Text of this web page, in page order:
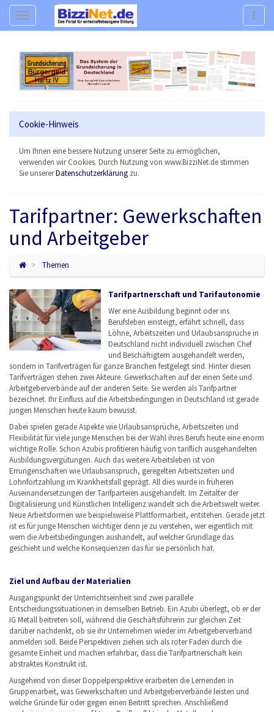
Navigation
Cookie-Hinweis
Um Ihnen eine bessere Nutzung unserer Seite zu ermöglichen,
verwenden wir Cookies. Durch Nutzung von www.BizziNet.de stimmen
Sie unsererDatenschutzerklärung zu.
Tarifpartner: Gewerkschaften
und Arbeitgeber
Themen
Tarifpartnerschaft und Tarifautonomie
Wer eine Ausbildung beginnt oder ins
Berufsleben einsteigt, erfährt schnell, dass
Löhne, Arbeitszeiten und Urlaubsansprüche in
Deutschland nicht individuell zwischen Chef
und Beschäftigtem ausgehandelt werden,
sondern in Tarifverträgen für ganze Branchen festgelegt sind. Hinter diesen
Tarifverträgen stehen zwei Akteure. Gewerkschaften auf der einen Seite und
Arbeitgeberverbände auf der anderen Seite. Sie werden als Tarifpartner
bezeichnet. Ihr Einfluss auf die Arbeitsbedingungen in Deutschland ist gerade
jungen Menschen heute kaum bewusst.
Dabei spielen gerade Aspekte wie Urlaubsansprüche, Arbeitszeiten und
Flexibilität für viele junge Menschen bei der Wahl ihres Berufs heute eine enorm
wichtige Rolle. Schon Azubis profitieren häufig von tariflich ausgehandelten
Ausbildungsvergütungen. Auch das weitere Arbeitsleben ist von
Errungenschaften wie Urlaubsanspruch, geregelten Arbeitszeiten und
Lohnfortzahlung im Krankheitsfall geprägt. All dies wurde in früheren
Auseinandersetzungen der Tarifparteien ausgehandelt. Im Zeitalter der
Digitalisierung und Künstlichen Intelligenz wandelt sich die Arbeitswelt weiter.
Neue Arbeitsformen wie beispielsweise Plattformarbeit, entstehen. Gerade jetzt
ist es für junge Menschen wichtiger denn je zu verstehen, wer eigentlich mit
wem die Arbeitsbedingungen aushandelt, auf welcher Grundlage das
geschieht und welche Konsequenzen das für sie persönlich hat.
Ziel und Aufbau der Materialien
Ausgangspunkt der Unterrichtseinheit sind zwei parallele
Entscheidungssituationen in demselben Betrieb. Ein Azubi überlegt, ob er der
IG Metall beitreten soll, während die Geschäftsführerin zur gleichen Zeit
darüber nachdenkt, ob sie ihr Unternehmen wieder im Arbeitgeberverband
anmelden soll. Beide Perspektiven ziehen sich als roter Faden durch die
gesamte Einheit und machen erfahrbar, dass die Tarifpartnerschaft kein
abstraktes Konstrukt ist.
Ausgehend von dieser Doppelperspektive erarbeiten die Lernenden in
Gruppenarbeit, was Gewerkschaften und Arbeitgeberverbände leisten und
welche Gründe für oder gegen einen Beitritt sprechen. Anschließend